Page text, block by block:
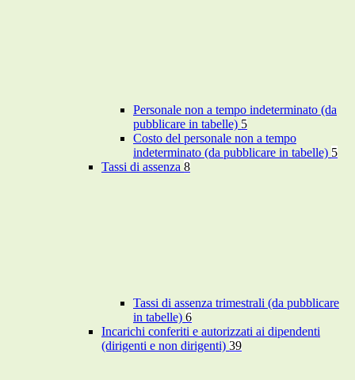
Personale non a tempo indeterminato (da
pubblicare in tabelle) 5
Costo del personale non a tempo
indeterminato (da pubblicare in tabelle) 5
Tassi di assenza 8
Tassi di assenza trimestrali (da pubblicare
in tabelle) 6
Incarichi conferiti e autorizzati ai dipendenti
(dirigenti e non dirigenti) 39